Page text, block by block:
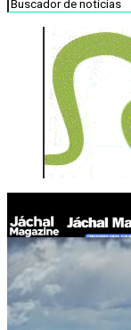
Jáchal
Ponen fecha al